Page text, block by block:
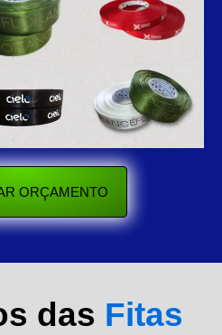
ORÇAMENTO
das Fitas